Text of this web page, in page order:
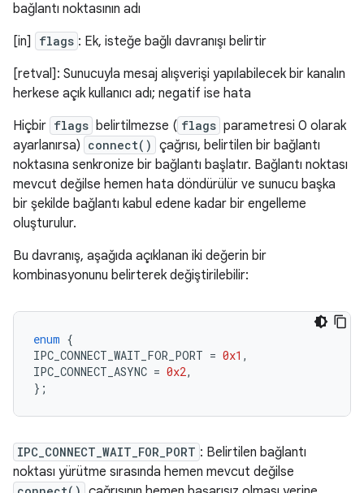
bağlantı noktasının adı
[in]
flags : Ek, isteğe bağlı davranışı belirtir
[retval]: Sunucuyla mesaj alışverişi yapılabilecek bir kanalın
herkese açık kullanıcı adı; negatif ise hata
Hiçbir flags belirtilmezse ( flags parametresi 0 olarak
ayarlanırsa) connect() çağrısı, belirtilen bir bağlantı
noktasına senkronize bir bağlantı başlatır. Bağlantı noktası
mevcut değilse hemen hata döndürülür ve sunucu başka
bir şekilde bağlantı kabul edene kadar bir engelleme
oluşturulur.
Bu davranış, aşağıda açıklanan iki değerin bir
kombinasyonunu belirterek değiştirilebilir:
enum {
IPC_CONNECT_WAIT_FOR_PORT = 0x1 ,
IPC_CONNECT_ASYNC = 0x2,
};
IPC_CONNECT_WAIT_FOR_PORT : Belirtilen bağlantı
noktası yürütme sırasında hemen mevcut değilse